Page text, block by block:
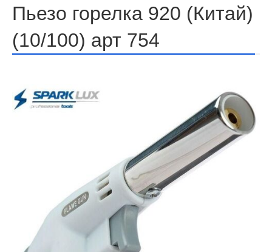
Пьезо горелка 920 (Китай)
(10/100) арт 754